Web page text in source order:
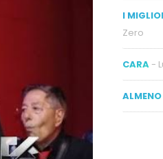
I
Zero
CARA -
ALMENO